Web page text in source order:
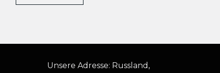
Unsere Adresse: Russland,